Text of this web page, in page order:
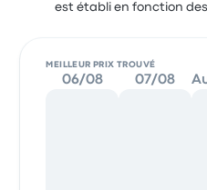
est établi en fonction
MEILLEUR PRIX TROUVÉ
06/08 07/08